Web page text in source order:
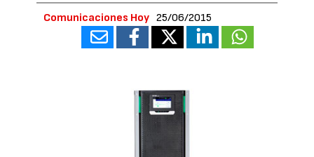
Comunicaciones Hoy 25/06/2015